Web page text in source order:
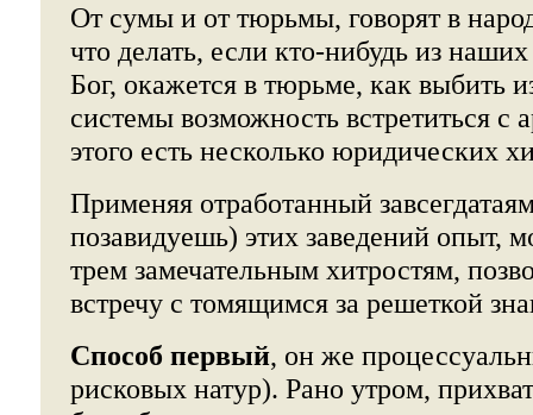
От сумы и от тюрьмы, говорят в
что делать, если кто-нибудь из
Бог, окажется в тюрьме, как выбить
системы возможность встретиться с
этого есть несколько юридических
Применяя отработанный
позавидуешь) этих заведений опыт,
трем замечательным хитростям,
встречу с томящимся за решеткой
Способ первый, он же
рисковых натур). Рано утром,